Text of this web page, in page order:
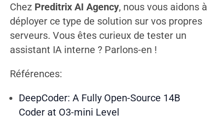
Chez Preditrix AI Agency, nous vous aidons à
déployer ce type de solution sur vos propres
serveurs. Vous êtes curieux de tester un
assistant IA interne ? Parlons-en !
Références:
DeepCoder: A Fully Open-Source 14B
Coder at O3-mini Level